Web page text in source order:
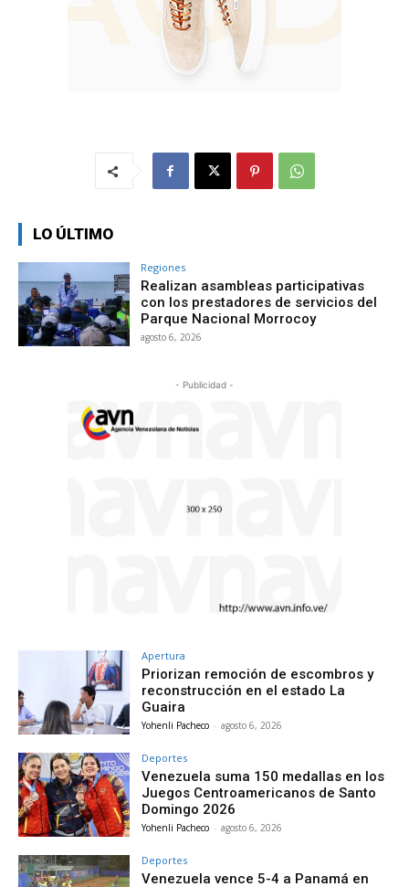
LO ÚLTIMO
Regiones
Realizan asambleas participativas
con los prestadores de servicios del
Parque Nacional Morrocoy
agosto 6, 2026
- Publicidad -
Apertura
Priorizan remoción de escombros y
reconstrucción en el estado La
Guaira
Yohenli Pacheco - agosto 6, 2026
Deportes
Venezuela suma 150 medallas en los
Juegos Centroamericanos de Santo
Domingo 2026
Yohenli Pacheco - agosto 6, 2026
Deportes
Venezuela vence 5-4 a Panamá en